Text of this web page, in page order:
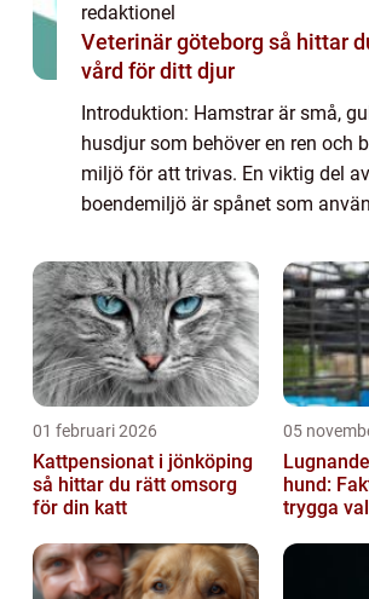
redaktionel
Veterinär göteborg så hittar du rätt
vård för ditt djur
Introduktion: Hamstrar är små,
husdjur som behöver en ren och
miljö för att trivas. En viktig del
boendemiljö är spånet som
en grundlig översikt av spån till
01 februari 2026
Kattpensionat i jönköping
så hittar du rätt omsorg
för din katt
05
hund:
trygga val